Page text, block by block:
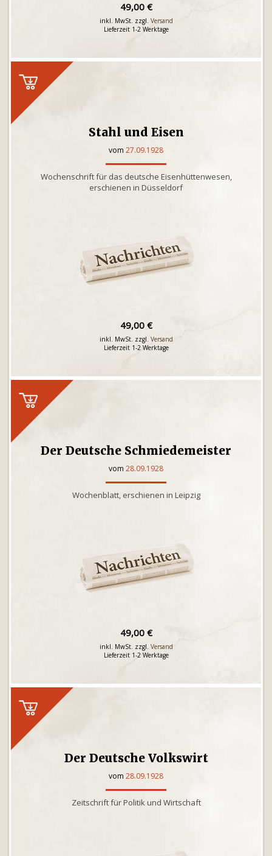
49,00 €
inkl. MwSt. zzgl. Versand
Lieferzeit 1-2 Werktage
Stahl und Eisen
vom 27.09.1928
Wochenschrift für das deutsche Eisenhüttenwesen,
erschienen in Düsseldorf
49,00 €
inkl. MwSt. zzgl. Versand
Lieferzeit 1-2 Werktage
Der Deutsche Schmiedemeister
vom 28.09.1928
Wochenblatt, erschienen in Leipzig
49,00 €
inkl. MwSt. zzgl. Versand
Lieferzeit 1-2 Werktage
Der Deutsche Volkswirt
vom 28.09.1928
Zeitschrift für Politik und Wirtschaft